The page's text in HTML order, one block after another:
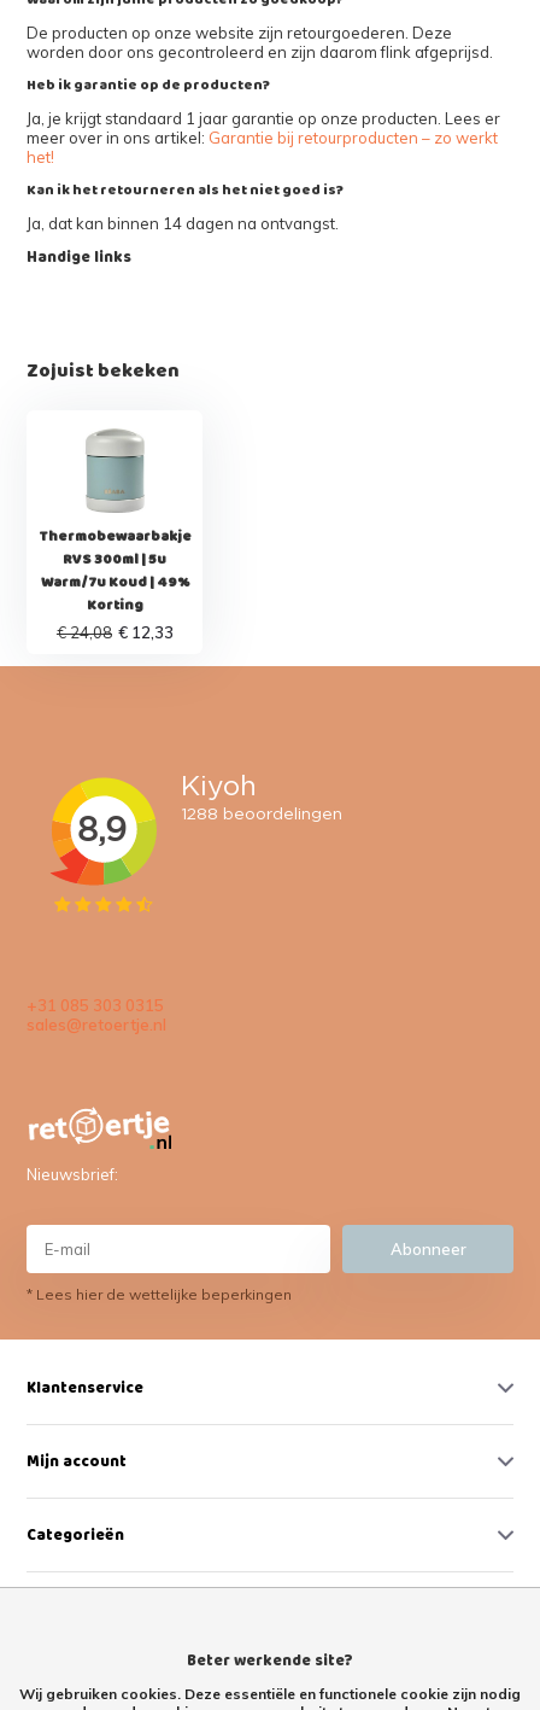
De producten op onze website zijn retourgoederen. Deze
worden door ons gecontroleerd en zijn daarom flink afgeprijsd.
Heb ik garantie op de producten?
Ja, je krijgt standaard 1 jaar garantie op onze producten. Lees er
meer over in ons artikel: Garantie bij retourproducten – zo werkt
het!
Kan ik het retourneren als het niet goed is?
Ja, dat kan binnen 14 dagen na ontvangst.
Handige links
Zojuist bekeken
Thermobewaarbakje
RVS 300ml | 5u
Warm/7u Koud | 49%
Korting
€ 24,08 € 12,33
+31 085 303 0315
sales@retoertje.nl
Nieuwsbrief:
Abonneer
* Lees hier de wettelijke beperkingen
Klantenservice
Mijn account
Categorieën
Beter werkende site?
Wij gebruiken cookies. Deze essentiële en functionele cookie zijn nodig